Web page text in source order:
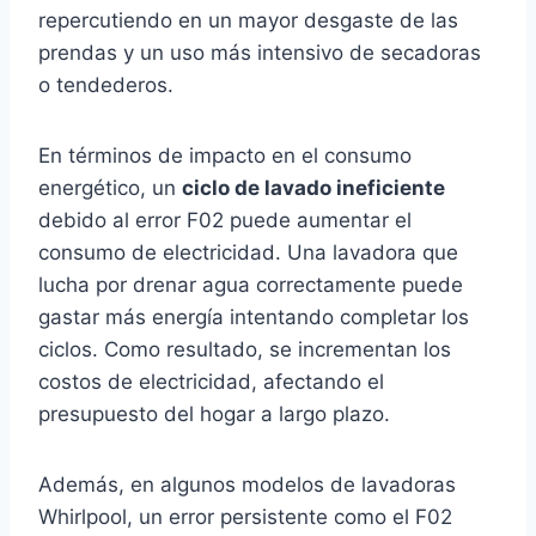
repercutiendo en un mayor desgaste de las
prendas y un uso más intensivo de secadoras
o tendederos.
En términos de impacto en el consumo
energético, un ciclo de lavado ineficiente
debido al error F02 puede aumentar el
consumo de electricidad. Una lavadora que
lucha por drenar agua correctamente puede
gastar más energía intentando completar los
ciclos. Como resultado, se incrementan los
costos de electricidad, afectando el
presupuesto del hogar a largo plazo.
Además, en algunos modelos de lavadoras
Whirlpool, un error persistente como el F02